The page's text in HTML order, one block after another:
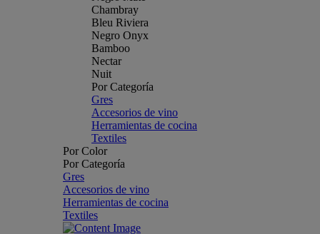
Chambray
Bleu Riviera
Negro Onyx
Bamboo
Nectar
Nuit
Por Categoría
Gres
Accesorios de vino
Herramientas de cocina
Textiles
Por Color
Por Categoría
Gres
Accesorios de vino
Herramientas de cocina
Textiles